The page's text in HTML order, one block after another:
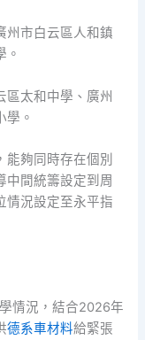
州市白云區人和鎮
。
區太和中學、廣州
學。
能夠同時存在個別
中間統籌設定到周
情況設定至永平指
情況，結合2026年
德系車材料給緊張